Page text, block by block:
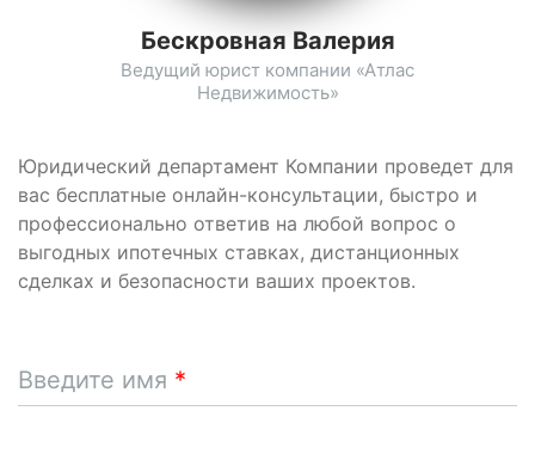
Юридический департамент Компании проведет для
вас бесплатные онлайн-консультации, быстро и
профессионально ответив на любой вопрос о
выгодных ипотечных ставках, дистанционных
сделках и безопасности ваших проектов.
Введите имя
Бескровная Валерия
Ведущий юрист компании «Атлас
Недвижимость»